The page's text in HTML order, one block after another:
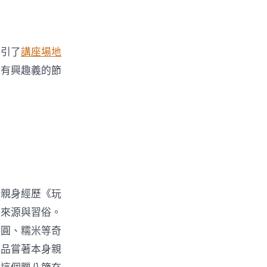
了講座場地
興趣義的節
身經歷《玩
源與習俗。
、糯米等奇
嘗著本身親